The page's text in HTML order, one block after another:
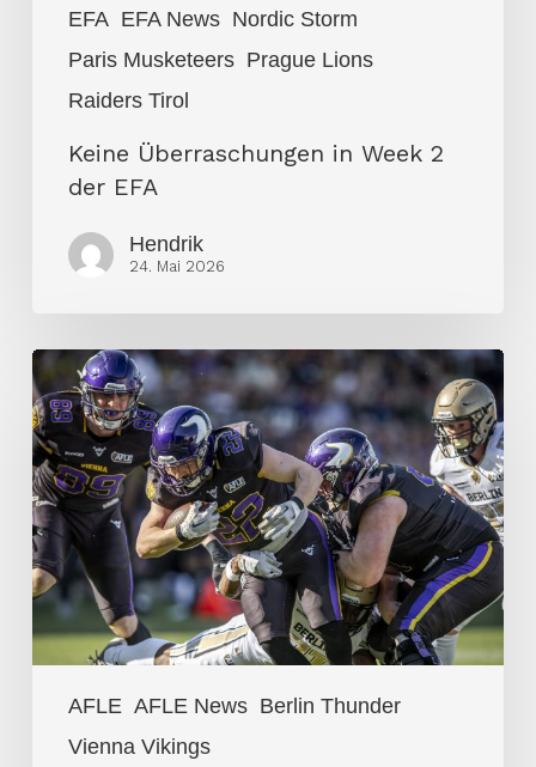
EFA EFA News Nordic Storm
Paris Musketeers Prague Lions
Raiders Tirol
Keine Überraschungen in Week 2
der EFA
Hendrik
24. Mai 2026
AFLE AFLE News Berlin Thunder
Vienna Vikings
Vienna
Vikings
dominieren
AFLE
Auftaktspiel